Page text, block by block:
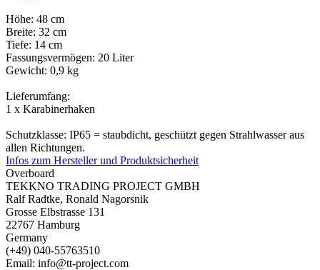
Höhe: 48 cm
Breite: 32 cm
Tiefe: 14 cm
Fassungsvermögen: 20 Liter
Gewicht: 0,9 kg
Lieferumfang:
1 x Karabinerhaken
Schutzklasse: IP65 = staubdicht, geschützt gegen Strahlwasser aus
allen Richtungen.
Infos zum Hersteller und Produktsicherheit
Overboard
TEKKNO TRADING PROJECT GMBH
Ralf Radtke, Ronald Nagorsnik
Grosse Elbstrasse 131
22767 Hamburg
Germany
(+49) 040-55763510
Email: info@tt-project.com